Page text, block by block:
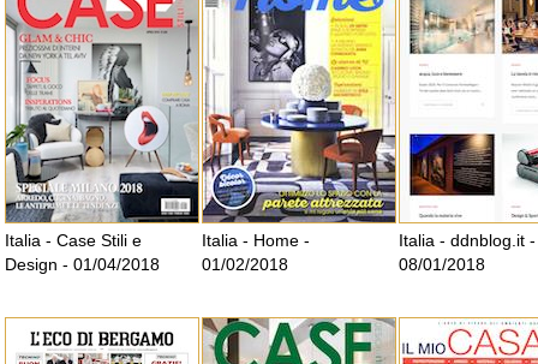
Italia - Case Stili e
Design - 01/04/2018
Italia - Home -
01/02/2018
Italia - ddnblog.it -
08/01/2018